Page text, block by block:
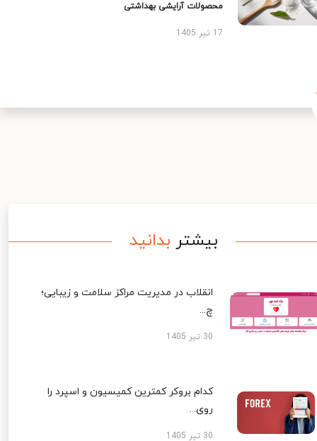
محصولات آرایشی بهداشتی
17 تیر 1405
بیشتر بدانید
انقلاب در مدیریت مراکز سلامت و زیبایی؛
چ...
30 تیر 1405
کدام بروکر کمترین کمیسیون و اسپرد را
روی...
30 تیر 1405